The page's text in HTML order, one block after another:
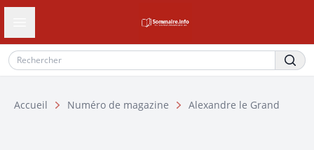
Ouvrir le tiroir de navigation
Accueil Numéro de magazine Alexandre le Grand